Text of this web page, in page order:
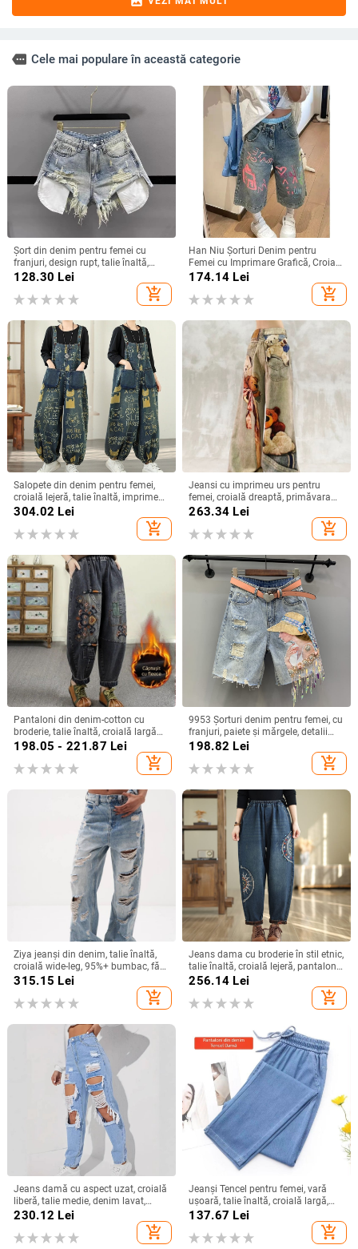
more Cele mai populare în această categorie
Șort din denim pentru femei cu
franjuri, design rupt, talie înaltă,
croială largă, lungime 3/4
128.30 Lei
add_shopping_cart
Han Niu Şorturi Denim pentru
Femei cu Imprimare Grafică, Croială
Lejeră, Stil Retro, Talie Înaltă,
174.14 Lei
add_shopping_cart
Salopete din denim pentru femei,
croială lejeră, talie înaltă, imprimeu,
amestec poliester 30–50%,
304.02 Lei
add_shopping_cart
Jeansi cu imprimeu urs pentru
femei, croială dreaptă, primăvara
2026, croială lejeră, pantaloni largi
263.34 Lei
add_shopping_cart
Pantaloni din denim-cotton cu
broderie, talie înaltă, croială largă
tip harém, lungime 9/10,
microelastic, stil etno-literar retro.
198.05 - 221.87 Lei
add_shopping_cart
9953 Şorturi denim pentru femei, cu
franjuri, paiete și mărgele, detalii
rupte, lungime Capri, croială
198.82 Lei
add_shopping_cart
Ziya jeanși din denim, talie înaltă,
croială wide-leg, 95%+ bumbac, fără
călcare, vara 2025
315.15 Lei
add_shopping_cart
Jeans dama cu broderie în stil etnic,
talie înaltă, croială lejeră, pantaloni
harem, mărime plus
256.14 Lei
add_shopping_cart
Jeans damă cu aspect uzat, croială
liberă, talie medie, denim lavat,
bumbac 70–80% / poliester 30–
230.12 Lei
add_shopping_cart
Jeanși Tencel pentru femei, vară
ușoară, talie înaltă, croială largă,
croială drapată, model 2026, plus
137.67 Lei
add_shopping_cart